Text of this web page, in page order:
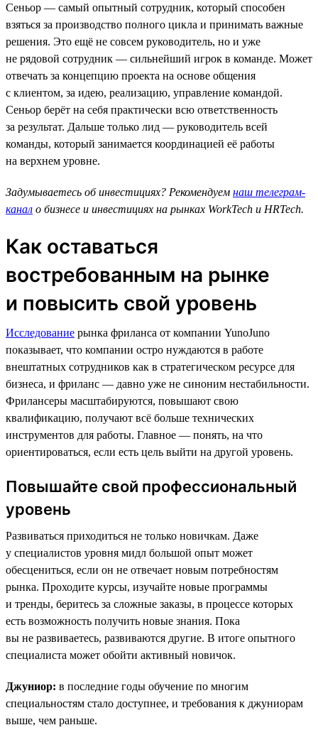
Сеньор — самый опытный сотрудник, который способен
взяться за производство полного цикла и принимать важные
решения. Это ещё не совсем руководитель, но и уже
не рядовой сотрудник — сильнейший игрок в команде. Может
отвечать за концепцию проекта на основе общения
с клиентом, за идею, реализацию, управление командой.
Сеньор берёт на себя практически всю ответственность
за результат. Дальше только лид — руководитель всей
команды, который занимается координацией её работы
на верхнем уровне.
Задумываетесь об инвестициях? Рекомендуем наш телеграм-
канал о бизнесе и инвестициях на рынках WorkTech и HRTech.
Как оставаться
востребованным на рынке
и повысить свой уровень
Исследование рынка фриланса от компании YunoJuno
показывает, что компании остро нуждаются в работе
внештатных сотрудников как в стратегическом ресурсе для
бизнеса, и фриланс — давно уже не синоним нестабильности.
Фрилансеры масштабируются, повышают свою
квалификацию, получают всё больше технических
инструментов для работы. Главное — понять, на что
ориентироваться, если есть цель выйти на другой уровень.
Повышайте свой профессиональный
уровень
Развиваться приходиться не только новичкам. Даже
у специалистов уровня мидл большой опыт может
обесцениться, если он не отвечает новым потребностям
рынка. Проходите курсы, изучайте новые программы
и тренды, беритесь за сложные заказы, в процессе которых
есть возможность получить новые знания. Пока
вы не развиваетесь, развиваются другие. В итоге опытного
специалиста может обойти активный новичок.
Джуниор: в последние годы обучение по многим
специальностям стало доступнее, и требования к джуниорам
выше, чем раньше.